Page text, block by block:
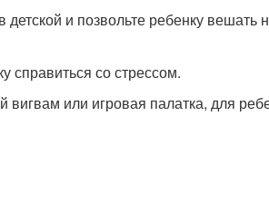
и позвольте ребенку вешать
справиться со стрессом.
вигвам или игровая палатка, для